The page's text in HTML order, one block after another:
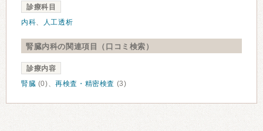
診療科目
内科、 人工透析
腎臓内科の関連項目（口コミ検索）
診療内容
腎臓 (0)、再検査・精密検査 (3)